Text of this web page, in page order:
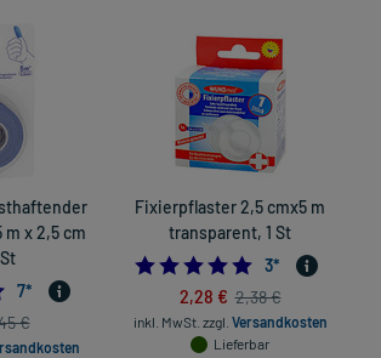
x 2,5 cm
4.714285714285714
7*
€
Fixierpflaster 2,5 cmx5 m
transparent, 1 St
5.0
3*
2,28 € 2,38 €
inkl. MwSt. zzgl. Versandkosten
Lieferbar